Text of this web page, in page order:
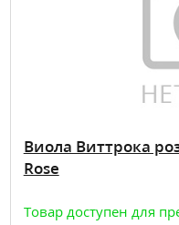
Виола Виттрока
Rose
Товар доступен для